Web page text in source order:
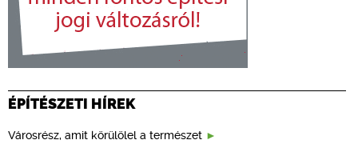
ÉPÍTÉSZETI HÍREK
Városrész, amit körülölel a természet